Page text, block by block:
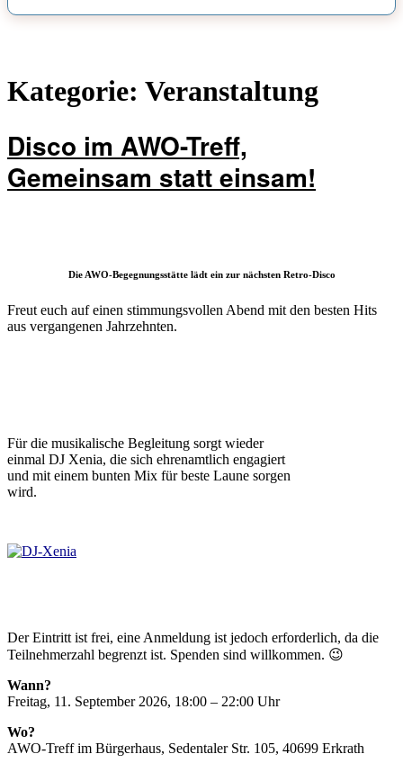
Kategorie: Veranstaltung
Disco im AWO-Treff,
Gemeinsam statt einsam!
Die AWO-Begegnungsstätte lädt ein zur nächsten Retro-Disco
Freut euch auf einen stimmungsvollen Abend mit den besten Hits
aus vergangenen Jahrzehnten.
Für die musikalische Begleitung sorgt wieder
einmal DJ Xenia, die sich ehrenamtlich engagiert
und mit einem bunten Mix für beste Laune sorgen
wird.
Der Eintritt ist frei, eine Anmeldung ist jedoch erforderlich, da die
Teilnehmerzahl begrenzt ist. Spenden sind willkommen. 😉
Wann?
Freitag, 11. September 2026, 18:00 – 22:00 Uhr
Wo?
AWO-Treff im Bürgerhaus, Sedentaler Str. 105, 40699 Erkrath